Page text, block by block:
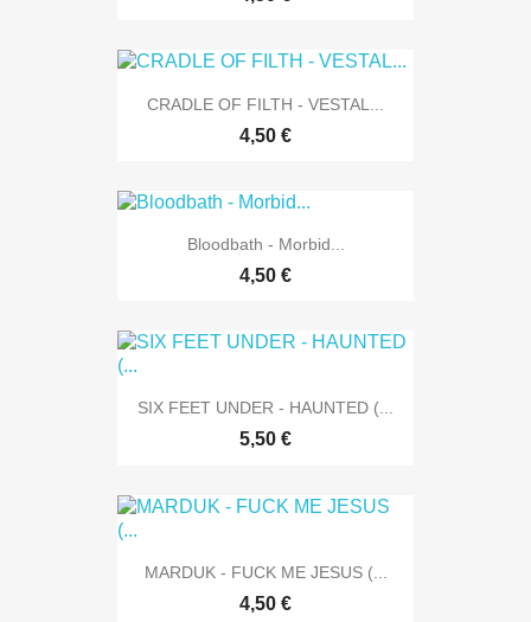
CRADLE OF FILTH - VESTAL...
4,50 €
Bloodbath - Morbid...
4,50 €
SIX FEET UNDER - HAUNTED (...
5,50 €
MARDUK - FUCK ME JESUS (...
4,50 €